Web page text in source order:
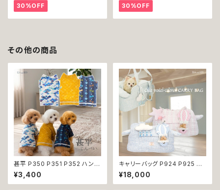
ント 結婚 新築 開店 周年 バー
スデイ 誕生日 ご褒美
30%OFF
贈り物 プレゼント 結婚 新築 開
店 周年 バースデイ 誕生日 ご褒
美
30%OFF
その他の商品
甚平 P350 P351 P352 ハンド
メイド ホワイト ネイビー カラシ
イエロー とんぼ ドッグ ウェア
ドッグウエア 犬 猫 ペット 服 犬
¥3,400
キャリーバッグ P924 P925 キ
ャリーケース ショルダーバッグ
ボストンバッグ お出掛け 散歩
旅行 避難用 防災 犬 猫 ペット
¥18,000